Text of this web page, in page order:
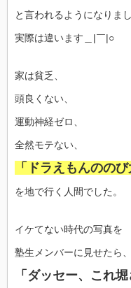
と言われるようになりまし
実際は違います＿|￣|○
家は貧乏、
頭良くない、
運動神経ゼロ、
全然モテない、
「ドラえもんののび
を地で行く人間でした。
イケてない時代の写真を
塾生メンバーに見せたら、
「ダッセー、これ